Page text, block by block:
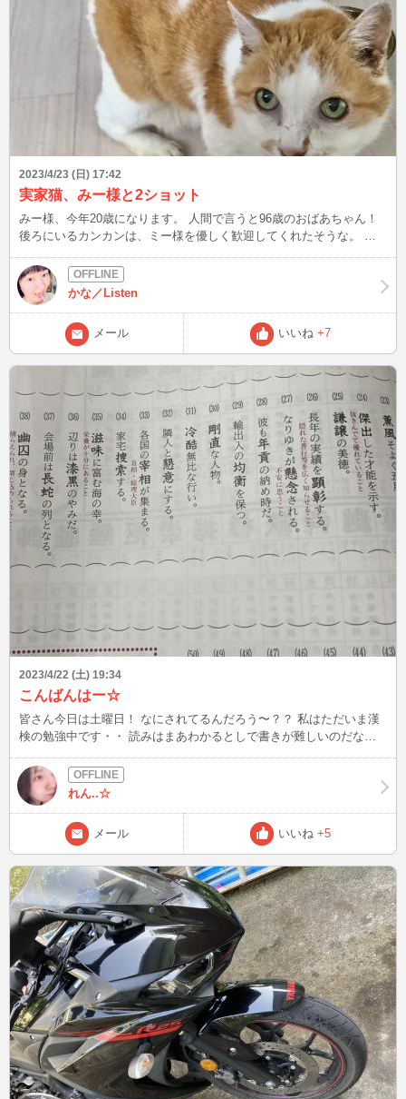
2023/4/23 (日) 17:42
実家猫、みー様と2ショット
みー様、今年20歳になります。 人間で言うと96歳のおばあちゃん！
後ろにいるカンカンは、ミー様を優しく歓迎してくれたそうな。 ミ
かな／Listen
メール いいね +7
2023/4/22 (土) 19:34
こんばんはー☆
皆さん今日は土曜日！ なにされてるんだろう〜？？ 私はただいま漢
検の勉強中です・・ 読みはまあわかるとしで書きが難しいのだなぁ
しい👏👏 あなたはどんな漢字が好きですか？←意味はとくにない 今
日の夜もしかしたら待機するかも？ 時間は21時〜24時頃かなぁ わか
んない できたらくる！ （勉強が嫌になったらダッシュでこっちくる
99%）おい
れん..☆
メール いいね +5